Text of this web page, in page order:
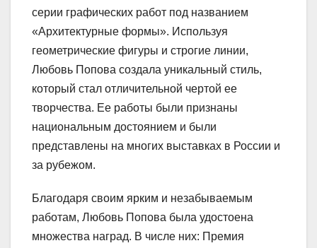
серии графических работ под названием
«Архитектурные формы». Используя
геометрические фигуры и строгие линии,
Любовь Попова создала уникальный стиль,
который стал отличительной чертой ее
творчества. Ее работы были признаны
национальным достоянием и были
представлены на многих выставках в России и
за рубежом.
Благодаря своим ярким и незабываемым
работам, Любовь Попова была удостоена
множества наград. В числе них: Премия